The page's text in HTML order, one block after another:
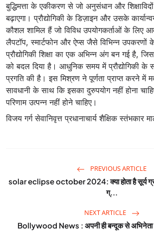
बुद्धिमत्ता के एकीकरण से जो अनुसंधान और
बढ़ाएगा। प्रौद्योगिकी के डिज़ाइन और उसके
कौशल शामिल हैं जो विविध उपयोगकर्ताओं के लिए
लैपटॉप, स्मार्टफोन और ऐप्स जैसे विभिन्न
प्रौद्योगिकी शिक्षा का एक अभिन्न अंग बन गई है,
को बदल दिया है। आधुनिक समय में प्रौद्योगिकी के
प्रगति की है। इस मिश्रण ने पूर्णता प्राप्त करने में
सावधानी के साथ कि इसका दुरुपयोग नहीं होना
परिणाम उत्पन्न नहीं होने चाहिए।
विजय गर्ग सेवानिवृत्त प्रधानाचार्य शैक्षिक स्तंभकार
PREVIOUS ARTICLE
solar eclipse october 2024: क्या होता है सूर्य
ग्...
NEXT ARTICLE
Bollywood News : अपनी ही बन्दूक से अभिनेता